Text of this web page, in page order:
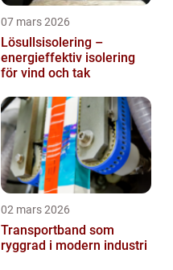
07 mars 2026
Lösullsisolering –
energieffektiv isolering
för vind och tak
02 mars 2026
Transportband som
ryggrad i modern industri